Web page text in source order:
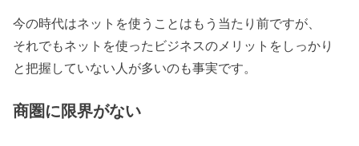
今の時代はネットを使うことはもう当たり前ですが、
それでもネットを使ったビジネスのメリットをしっかり
と把握していない人が多いのも事実です。
商圏に限界がない